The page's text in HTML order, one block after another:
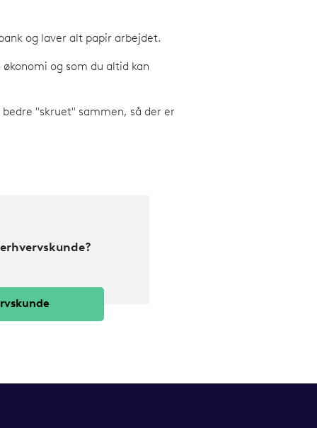
og laver alt papir arbejdet.
og som du altid kan
"skruet" sammen, så der er